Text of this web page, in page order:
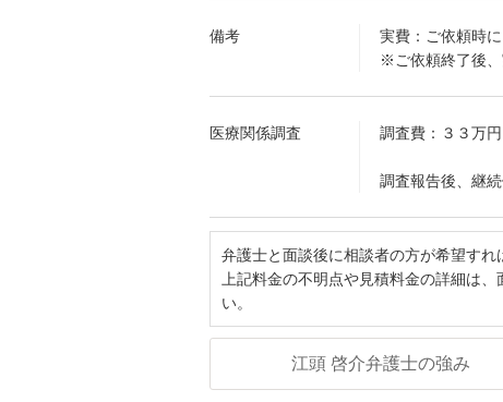
備考
実費：ご依頼時
※ご依頼終了後、
医療関係調査 調査費：３３万円
調査報告後、継
弁護士と面談後に相談者の方が希望すれ
上記料金の不明点や見積料金の詳細は
い。
江頭 啓介弁護士の強み